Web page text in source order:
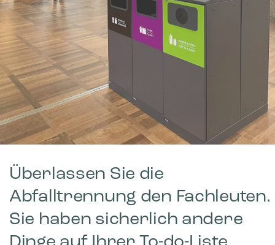
Überlassen Sie die
Abfalltrennung den Fachleuten.
Sie haben sicherlich andere